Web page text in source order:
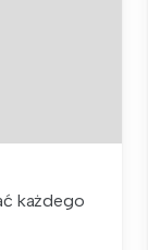
każdego